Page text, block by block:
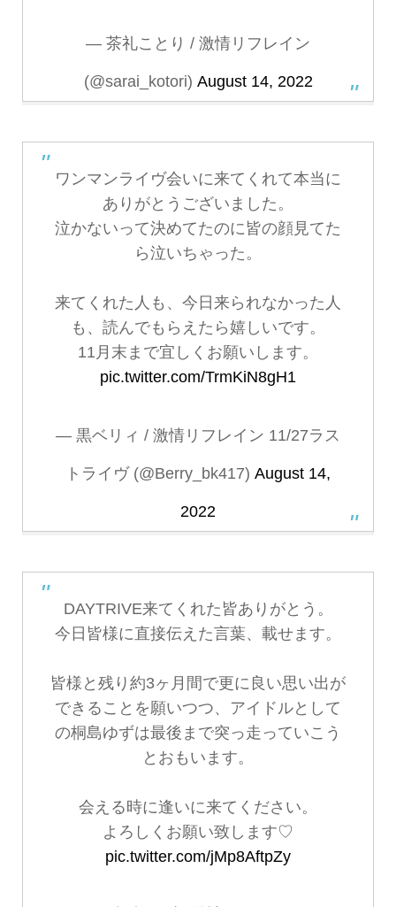
— 茶礼ことり / 激情リフレイン
(@sarai_kotori) August 14, 2022
ワンマンライヴ会いに来てくれて本当に
ありがとうございました。
泣かないって決めてたのに皆の顔見てた
ら泣いちゃった。
来てくれた人も、今日来られなかった人
も、読んでもらえたら嬉しいです。
11月末まで宜しくお願いします。
pic.twitter.com/TrmKiN8gH1
— 黒ベリィ / 激情リフレイン 11/27ラス
トライヴ (@Berry_bk417) August 14,
2022
DAYTRIVE来てくれた皆ありがとう。
今日皆様に直接伝えた言葉、載せます。
皆様と残り約3ヶ月間で更に良い思い出が
できることを願いつつ、アイドルとして
の桐島ゆずは最後まで突っ走っていこう
とおもいます。
会える時に逢いに来てください。
よろしくお願い致します♡
pic.twitter.com/jMp8AftpZy